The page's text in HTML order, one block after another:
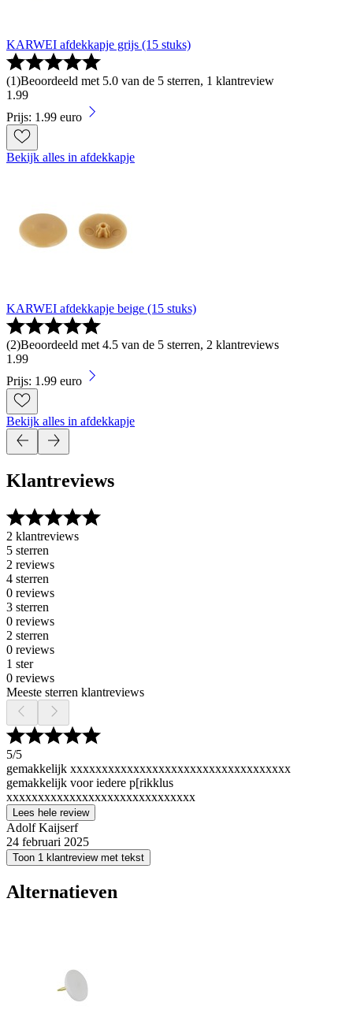
KARWEI afdekkapje grijs (15 stuks)
(1)Beoordeeld met 5.0 van de 5 sterren, 1 klantreview
1 .99
Prijs: 1.99 euro
Bekijk alles in afdekkapje
KARWEI afdekkapje beige (15 stuks)
(2)Beoordeeld met 4.5 van de 5 sterren, 2 klantreviews
1 .99
Prijs: 1.99 euro
Bekijk alles in afdekkapje
Klantreviews
2 klantreviews
5 sterren
2 reviews
4 sterren
0 reviews
3 sterren
0 reviews
2 sterren
0 reviews
1 ster
0 reviews
Meeste sterren klantreviews
5/5
gemakkelijk xxxxxxxxxxxxxxxxxxxxxxxxxxxxxxxxxxx
gemakkelijk voor iedere p[rikklus
xxxxxxxxxxxxxxxxxxxxxxxxxxxxxx
Lees hele review
Adolf Kaijserf
24 februari 2025
Toon 1 klantreview met tekst
Alternatieven